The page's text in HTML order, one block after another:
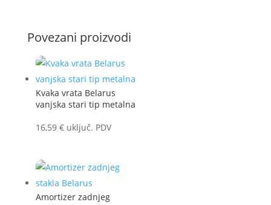
Povezani proizvodi
Kvaka vrata Belarus
vanjska stari tip metalna
16,59 € uključ. PDV
Amortizer zadnjeg